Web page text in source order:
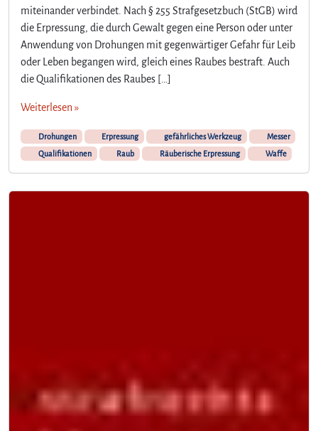
miteinander verbindet. Nach § 255 Strafgesetzbuch (StGB) wird
die Erpressung, die durch Gewalt gegen eine Person oder unter
Anwendung von Drohungen mit gegenwärtiger Gefahr für Leib
oder Leben begangen wird, gleich eines Raubes bestraft. Auch
die Qualifikationen des Raubes […]
Weiterlesen »
Drohungen Erpressung gefährliches Werkzeug
Messer
Qualifikationen
Raub Räuberische Erpressung Waffe